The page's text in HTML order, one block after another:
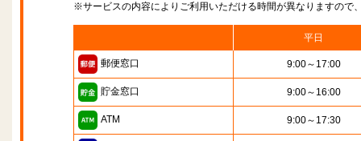
※サービスの内容によりご利用いただける時間が異なりますので
平日
郵便窓口 9:00～17:00
貯金窓口 9:00～16:00
ATM 9:00～17:30